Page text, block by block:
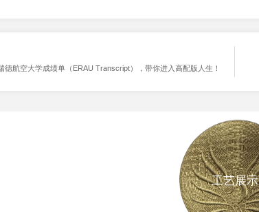
德航空大学成绩单（ERAU Transcript），带你进入高配版人生！
工艺展示